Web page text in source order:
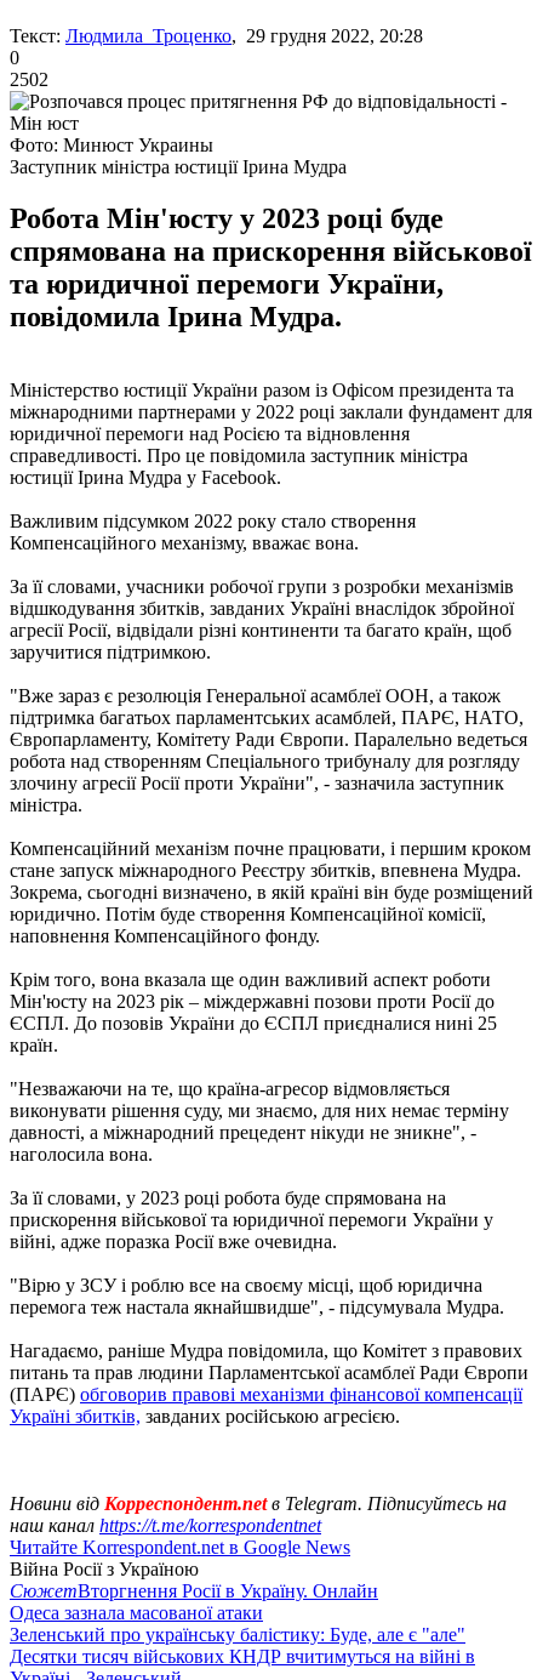
Текст: Людмила Троценко, 29 грудня 2022, 20:28
0
2502
Фото: Минюст Украины
Заступник міністра юстиції Ірина Мудра
Робота Мін'юсту у 2023 році буде
спрямована на прискорення військової
та юридичної перемоги України,
повідомила Ірина Мудра.
Міністерство юстиції України разом із Офісом президента та
міжнародними партнерами у 2022 році заклали фундамент для
юридичної перемоги над Росією та відновлення
справедливості. Про це повідомила заступник міністра
юстиції Ірина Мудра у Facebook.
Важливим підсумком 2022 року стало створення
Компенсаційного механізму, вважає вона.
За її словами, учасники робочої групи з розробки механізмів
відшкодування збитків, завданих Україні внаслідок збройної
агресії Росії, відвідали різні континенти та багато країн, щоб
заручитися підтримкою.
"Вже зараз є резолюція Генеральної асамблеї ООН, а також
підтримка багатьох парламентських асамблей, ПАРЄ, НАТО,
Європарламенту, Комітету Ради Європи. Паралельно ведеться
робота над створенням Спеціального трибуналу для розгляду
злочину агресії Росії проти України", - зазначила заступник
міністра.
Компенсаційний механізм почне працювати, і першим кроком
стане запуск міжнародного Реєстру збитків, впевнена Мудра.
Зокрема, сьогодні визначено, в якій країні він буде розміщений
юридично. Потім буде створення Компенсаційної комісії,
наповнення Компенсаційного фонду.
Крім того, вона вказала ще один важливий аспект роботи
Мін'юсту на 2023 рік – міждержавні позови проти Росії до
ЄСПЛ. До позовів України до ЄСПЛ приєдналися нині 25
країн.
"Незважаючи на те, що країна-агресор відмовляється
виконувати рішення суду, ми знаємо, для них немає терміну
давності, а міжнародний прецедент нікуди не зникне", -
наголосила вона.
За її словами, у 2023 році робота буде спрямована на
прискорення військової та юридичної перемоги України у
війні, адже поразка Росії вже очевидна.
"Вірю у ЗСУ і роблю все на своєму місці, щоб юридична
перемога теж настала якнайшвидше", - підсумувала Мудра.
Нагадаємо, раніше Мудра повідомила, що Комітет з правових
питань та прав людини Парламентської асамблеї Ради Європи
(ПАРЄ) обговорив правові механізми фінансової компенсації
Україні збитків, завданих російською агресією.
Новини від Корреспондент.netв Telegram. Підписуйтесь на
наш канал https://t.me/korrespondentnet
Читайте Korrespondent.net в Google News
Війна Росії з Україною
СюжетВторгнення Росії в Україну. Онлайн
Одеса зазнала масованої атаки
Зеленський про українську балістику: Буде, але є "але"
Десятки тисяч військових КНДР вчитимуться на війні в